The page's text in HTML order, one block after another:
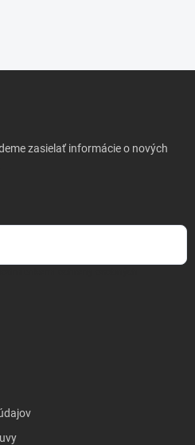
zasielať informácie o nových